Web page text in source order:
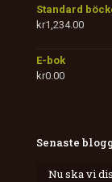
Standard
kr1,234.00
E-bok
kr0.00
Senaste
Nu ska vi